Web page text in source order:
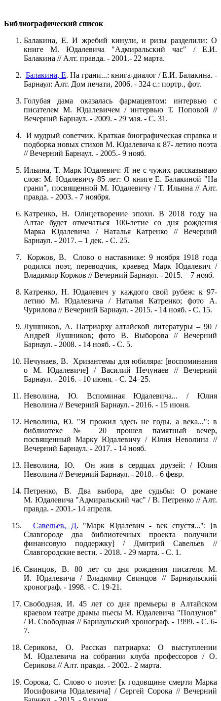
Библиографический список
Балакина, Е. И жребий кинули, и ризы разделили: О
книге М. Юдалевича "Адмиральский час" / Е.И.
Балакина // Алт. правда. - 2001.- 22 марта.
Балакина, Е. На грани...: книга-диалог / Е.И. Балакина. -
Барнаул: Алт. Дом печати, 2006. - 324 с.: портр., фот.
Голубая дама оказалась фармацевтом: интервью с
писателем М. Юдалевичем / интервью Т. Поповой //
Вечерний Барнаул. - 2009. - 29 мая. - С. 31.
И мудрый советчик. Краткая биографическая справка и
подборка новых стихов М. Юдалевича к 87- летию поэта
// Вечерний Барнаул. - 2005.- 9 нояб.
Ильина, Т. Марк Юдалевич: Я не с чужих рассказываю
слов: М. Юдалевичу 85 лет: О книге Е. Балакиной "На
грани", посвященной М. Юдалевичу / Т. Ильина // Алт.
правда. - 2003. - 7 ноября.
Катренко, Н. Олицетворение эпохи. В 2018 году на
Алтае будет отмечаться 100-летие со дня рождения
Марка Юдалевича / Наталья Катренко // Вечерний
Барнаул. - 2017. – 1 дек. - С. 25.
Коржов, В. Слово о наставнике: 9 ноября 1918 года
родился поэт, переводчик, краевед Марк Юдалевич /
Владимир Коржов // Вечерний Барнаул. - 2015. – 7 нояб.
Катренко, Н. Юдалевич у каждого свой рубеж: к 97-
летию М. Юдалевича / Наталья Катренко; фото А.
Чурилова // Вечерний Барнаул. - 2015. - 14 нояб. - С. 15.
Лушников, А. Патриарху алтайской литературы – 90 /
Андрей Лушников; фото В. Выборова // Вечерний
Барнаул. - 2008. - 14 нояб. - С. 5.
Нечунаев, В. Хризантемы для юбиляра: [воспоминания
о М. Юдалевиче] / Василий Нечунаев // Вечерний
Барнаул. - 2016. - 10 июня. - С. 24–25.
Неволина, Ю. Вспоминая Юдалевича... / Юлия
Неволина // Вечерний Барнаул. - 2016. - 15 июня.
Неволина, Ю. "Я прожил здесь не годы, а века...": в
библиотеке № 20 прошел памятный вечер,
посвященный Марку Юдалевичу / Юлия Неволина //
Вечерний Барнаул. - 2017. - 14 нояб.
Неволина, Ю. Он жив в сердцах друзей: / Юлия
Неволина // Вечерний Барнаул. - 2018. - 6 февр.
Петренко, В. Два выбора, две судьбы: О романе
М. Юдалевича "Адмиральский час" / В. Петренко // Алт.
правда. - 2001.- 14 апреля.
Савельев, Д. "Марк Юдалевич - век спустя...": [в
Славгороде два библиотечных проекта получили
финансовую поддержку] / Дмитрий Савельев //
Славгородские вести. - 2018. - 29 марта. - С. 1.
Свинцов, В. 80 лет со дня рождения писателя М.
И. Юдалевича / Владимир Свинцов // Барнаульский
хронограф. - 1998. - С. 19-21.
Свободная, И. 45 лет со дня премьеры в Алтайском
краевом театре драмы пьесы М. Юдалевича "Ползунов"
/ И. Свободная // Барнаульский хронограф. - 1999. - С. 6-
7.
Серикова, О. Рассказ патриарха: О выступлении
М. Юдалевича на собрании клуба профессоров / О.
Серикова // Алт. правда. - 2002.- 2 марта.
Сорока, С. Слово о поэте: [к годовщине смерти Марка
Иосифовича Юдалевича] / Сергей Сорока // Вечерний